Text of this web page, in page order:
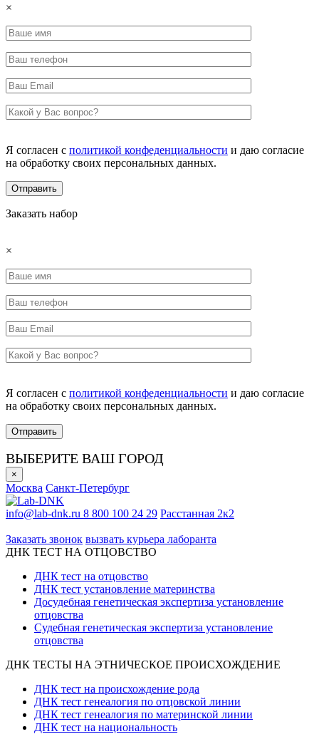
×
Я согласен с политикой конфеденциальности и даю согласие
на обработку своих персональных данных.
Заказать набор
×
Я согласен с политикой конфеденциальности и даю согласие
на обработку своих персональных данных.
ВЫБЕРИТЕ ВАШ ГОРОД
×
Москва Санкт-Петербург
info@lab-dnk.ru 8 800 100 24 29 Расстанная 2к2
Заказать звонок вызвать курьера лаборанта
ДНК ТЕСТ НА ОТЦОВСТВО
ДНК тест на отцовство
ДНК тест установление материнства
Досудебная генетическая экспертиза установление
отцовства
Судебная генетическая экспертиза установление
отцовства
ДНК ТЕСТЫ НА ЭТНИЧЕСКОЕ ПРОИСХОЖДЕНИЕ
ДНК тест на происхождение рода
ДНК тест генеалогия по отцовской линии
ДНК тест генеалогия по материнской линии
ДНК тест на национальность